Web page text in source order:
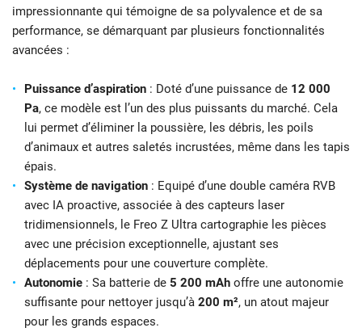
impressionnante qui témoigne de sa polyvalence et de sa
performance, se démarquant par plusieurs fonctionnalités
avancées :
Puissance d’aspiration : Doté d’une puissance de 12 000
Pa, ce modèle est l’un des plus puissants du marché. Cela
lui permet d’éliminer la poussière, les débris, les poils
d’animaux et autres saletés incrustées, même dans les tapis
épais.
Système de navigation : Equipé d’une double caméra RVB
avec IA proactive, associée à des capteurs laser
tridimensionnels, le Freo Z Ultra cartographie les pièces
avec une précision exceptionnelle, ajustant ses
déplacements pour une couverture complète.
Autonomie : Sa batterie de 5 200 mAh offre une autonomie
suffisante pour nettoyer jusqu’à 200 m², un atout majeur
pour les grands espaces.